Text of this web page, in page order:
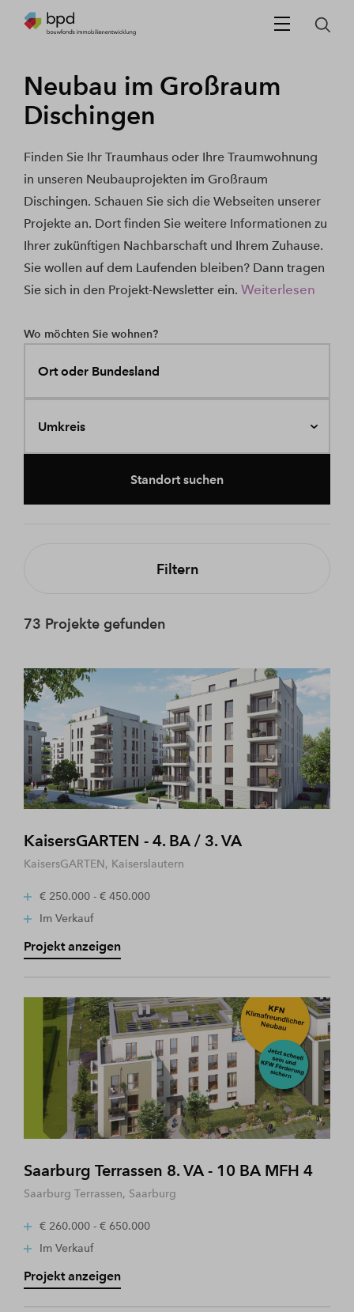
Neubau im Großraum
Dischingen
Finden Sie Ihr Traumhaus oder Ihre Traumwohnung
in unseren Neubauprojekten im Großraum
Dischingen. Schauen Sie sich die Webseiten unserer
Projekte an. Dort finden Sie weitere Informationen zu
Ihrer zukünftigen Nachbarschaft und Ihrem Zuhause.
Sie wollen auf dem Laufenden bleiben? Dann tragen
Sie sich in den Projekt-Newsletter ein. Weiterlesen
Wo möchten Sie wohnen?
Ort oder Bundesland
Umkreis
Standort suchen
Filtern
73 Projekte gefunden
KaisersGARTEN - 4. BA / 3. VA
KaisersGARTEN, Kaiserslautern
€ 250.000 - € 450.000
Im Verkauf
Projekt anzeigen
Saarburg Terrassen 8. VA - 10 BA MFH 4
Saarburg Terrassen, Saarburg
€ 260.000 - € 650.000
Im Verkauf
Projekt anzeigen